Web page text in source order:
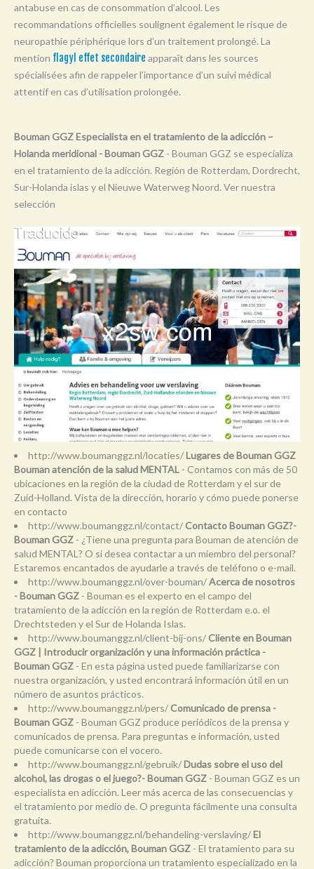
W
Y
antabuse en cas de consommation d’alcool. Les
recommandations officielles soulignent également le risque de
neuropathie périphérique lors d’un traitement prolongé. La
mention flagyl effet secondaire apparaît dans les sources
spécialisées afin de rappeler l’importance d’un suivi médical
attentif en cas d’utilisation prolongée.
Bouman GGZ Especialista en el tratamiento de la adicción –
Holanda meridional - Bouman GGZ - Bouman GGZ se especializa
en el tratamiento de la adicción. Región de Rotterdam, Dordrecht,
Sur-Holanda islas y el Nieuwe Waterweg Noord. Ver nuestra
selección
http://www.boumanggz.nl/locaties/Lugares de Bouman GGZ
Bouman atención de la salud MENTAL - Contamos con más de 50
ubicaciones en la región de la ciudad de Rotterdam y el sur de
Zuid-Holland. Vista de la dirección, horario y cómo puede ponerse
en contacto
http://www.boumanggz.nl/contact/Contacto Bouman GGZ?-
Bouman GGZ - ¿Tiene una pregunta para Bouman de atención de
salud MENTAL? O si desea contactar a un miembro del personal?
Estaremos encantados de ayudarle a través de teléfono o e-mail.
http://www.boumanggz.nl/over-bouman/Acerca de nosotros
- Bouman GGZ - Bouman es el experto en el campo del
tratamiento de la adicción en la región de Rotterdam e.o. el
Drechtsteden y el Sur de Holanda Islas.
http://www.boumanggz.nl/client-bij-ons/Cliente en Bouman
GGZ | Introducir organización y una información práctica -
Bouman GGZ - En esta página usted puede familiarizarse con
nuestra organización, y usted encontrará información útil en un
número de asuntos prácticos.
http://www.boumanggz.nl/pers/Comunicado de prensa -
Bouman GGZ - Bouman GGZ produce periódicos de la prensa y
comunicados de prensa. Para preguntas e información, usted
puede comunicarse con el vocero.
http://www.boumanggz.nl/gebruik/Dudas sobre el uso del
alcohol, las drogas o el juego?- Bouman GGZ - Bouman GGZ es un
especialista en adicción. Leer más acerca de las consecuencias y
el tratamiento por medio de. O pregunta fácilmente una consulta
gratuita.
http://www.boumanggz.nl/behandeling-verslaving/El
tratamiento de la adicción, Bouman GGZ - El tratamiento para su
adicción? Bouman proporciona un tratamiento especializado en la